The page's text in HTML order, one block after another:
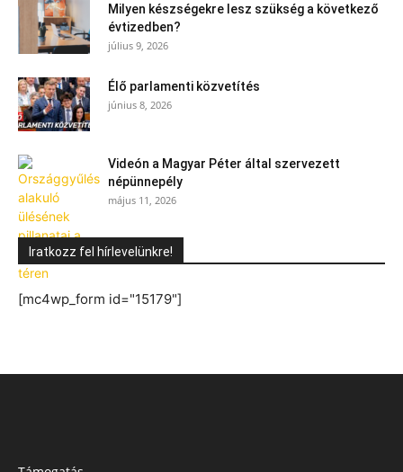
Milyen készségekre lesz szükség a következő
évtizedben?
július 9, 2026
Élő parlamenti közvetítés
június 8, 2026
Videón a Magyar Péter által szervezett
népünnepély
május 11, 2026
Iratkozz fel hírlevelünkre!
[mc4wp_form id="15179"]